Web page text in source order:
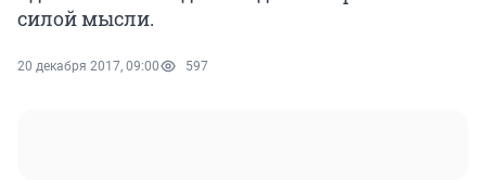
силой мысли.
20 декабря 2017, 09:00 597